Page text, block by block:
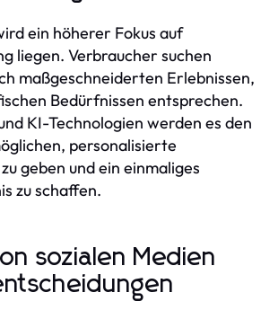
ein höherer Fokus auf
liegen. Verbraucher suchen
maßgeschneiderten Erlebnissen,
Bedürfnissen entsprechen.
KI-Technologien werden es den
personalisierte
geben und ein einmaliges
zu schaffen.
sozialen Medien